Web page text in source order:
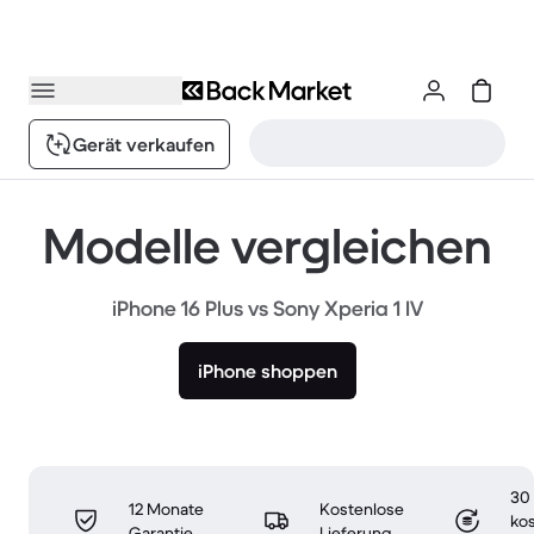
Gerät verkaufen
Modelle vergleichen
iPhone 16 Plus vs Sony Xperia 1 IV
iPhone shoppen
12 Monate
Kostenlose
30